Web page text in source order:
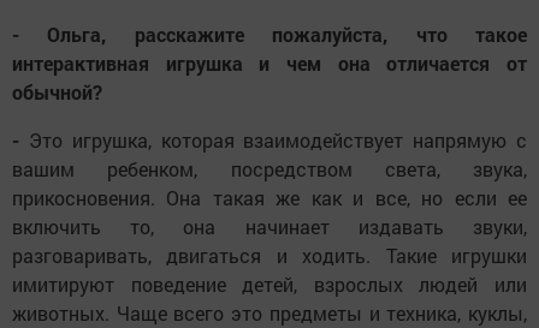
- Ольга, расскажите пожалуйста, что такое
интерактивная игрушка и чем она отличается от
обычной?
- Это игрушка, которая взаимодействует напрямую с
вашим ребенком, посредством света, звука,
прикосновения. Она такая же как и все, но если ее
включить то, она начинает издавать звуки,
разговаривать, двигаться и ходить. Такие игрушки
имитируют поведение детей, взрослых людей или
животных. Чаще всего это предметы и техника, куклы,